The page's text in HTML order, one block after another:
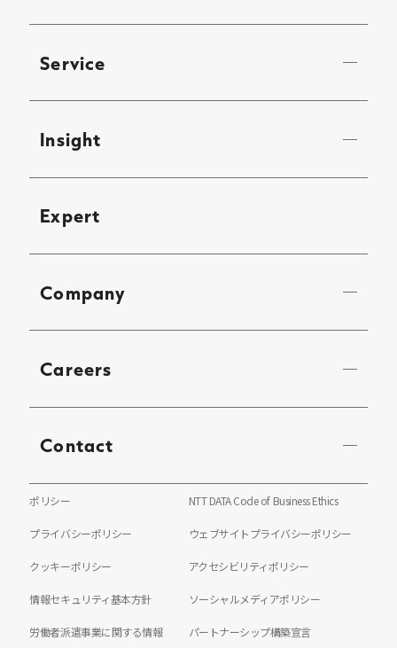
Service
Insight
Expert
Company
Careers
Contact
ポリシー NTT DATA Code of Business Ethics
プライバシーポリシー ウェブサイトプライバシーポリシー
クッキーポリシー アクセシビリティポリシー
情報セキュリティ基本方針 ソーシャルメディアポリシー
労働者派遣事業に関する情報 パートナーシップ構築宣言